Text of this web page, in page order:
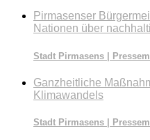
Pirmasenser
Nationen über
Stadt Pirmasens |
Ganzheitliche
Klimawandels
Stadt Pirmasens |